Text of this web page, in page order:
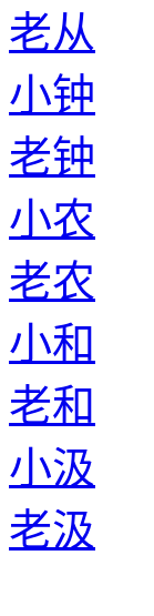
老从
小钟
老钟
小农
老农
小和
老和
小汲
老汲